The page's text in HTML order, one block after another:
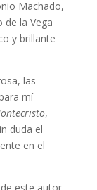
Machado,
de la Vega
y brillante
las
mí
,
duda el
en el
este autor